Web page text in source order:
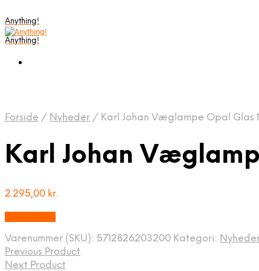
Anything!
Anything!
Forside / Nyheder / Karl Johan Væglampe Opal Glas
Karl Johan
2.295,00 kr.
Varenummer (SKU): 5712826203200 Kategori:
Previous Product
Next Product